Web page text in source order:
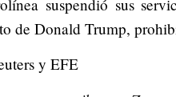
suspendió sus
de Donald Trump,
y EFE